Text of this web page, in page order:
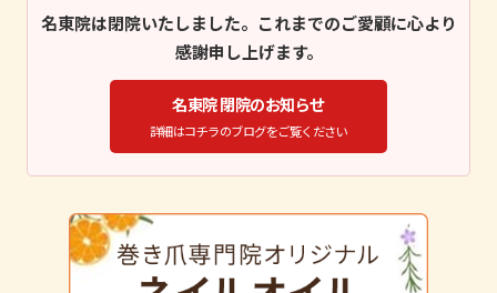
名東院は閉院いたしました。これまでのご愛顧に心より
感謝申し上げます。
名東院 閉院のお知らせ
詳細はコチラのブログをご覧ください